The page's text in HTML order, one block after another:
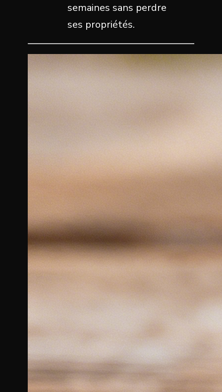
semaines sans perdre
ses propriétés.